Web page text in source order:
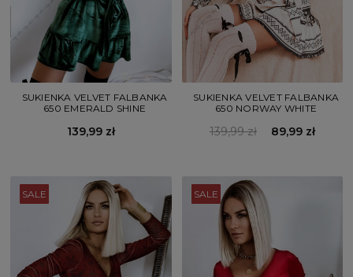
SUKIENKA VELVET FALBANKA
650 EMERALD SHINE
139,99 zł
SUKIENKA VELVET FALBANKA
650 NORWAY WHITE
139,99 zł 89,99 zł
SALE SALE